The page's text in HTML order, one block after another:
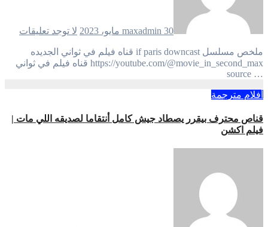
maxadmin 30 مايو، 2023 لا توجد تعليقات
ملخص مسلسل if paris downcast قناه فيلم في ثواني الجديده
https://youtube.com/@movie_in_second_max قناه فيلم في ثواني
… source
أفلام مترجمة
قناص محترف بيقرر يصطاد جيش كامل أنتقاما لصديقه اللي مات |
فيلم اكشن